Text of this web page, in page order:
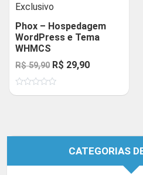
Exclusivo
Phox – Hospedagem
WordPress e Tema
WHMCS
R$59,90 O
preço
original
R$ 29,90O
atual
CATEGORIAS